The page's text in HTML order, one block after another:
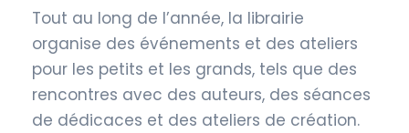
Tout au long de l’année, la librairie
organise des événements et des ateliers
pour les petits et les grands, tels que des
rencontres avec des auteurs, des séances
de dédicaces et des ateliers de création.